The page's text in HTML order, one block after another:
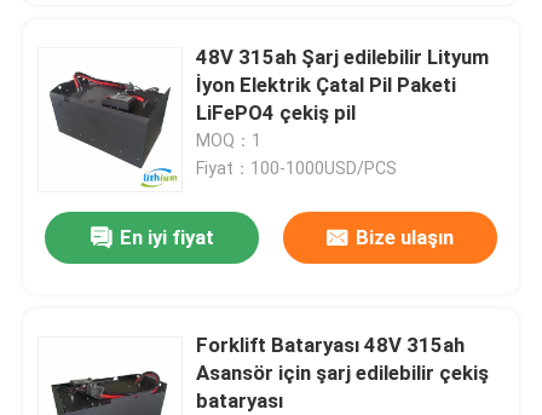
48V 315ah Şarj edilebilir Lityum
İyon Elektrik Çatal Pil Paketi
LiFePO4 çekiş pil
MOQ：1
Fiyat：100-1000USD/PCS
En iyi fiyat Bize ulaşın
Forklift Bataryası 48V 315ah
Asansör için şarj edilebilir çekiş
bataryası